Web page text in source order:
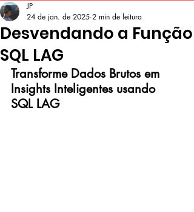
Desvendando a Função
SQL LAG
JP
24 de jan. de 2025 2 min de leitura
Transforme Dados Brutos em
Insights Inteligentes usando
SQL LAG